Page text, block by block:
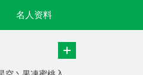
名人资料